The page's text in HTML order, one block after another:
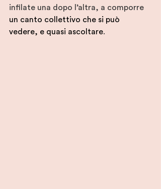
infilate una dopo l’altra, a comporre
un canto collettivo che si può
vedere, e quasi ascoltare.